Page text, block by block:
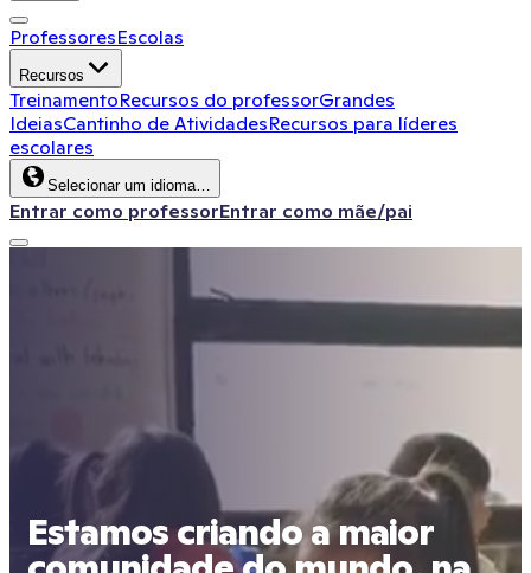
ProfessoresEscolas
Recursos
TreinamentoRecursos do professorGrandes
IdeiasCantinho de AtividadesRecursos para líderes
escolares
Selecionar um idioma…
Entrar como professorEntrar como mãe/pai
Estamos criando a maior